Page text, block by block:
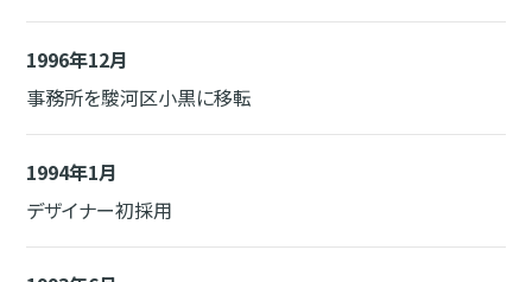
1996年12月
事務所を駿河区小黒に移転
1994年1月
デザイナー初採用